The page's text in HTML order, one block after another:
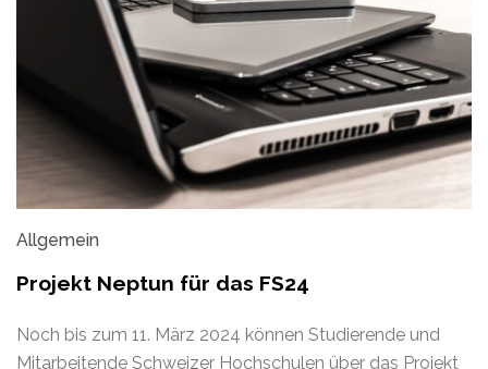
Allgemein
Projekt Neptun für das FS24
Noch bis zum 11. März 2024 können Studierende und
Mitarbeitende Schweizer Hochschulen über das Projekt